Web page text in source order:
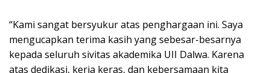
“Kami sangat bersyukur atas penghargaan ini. Saya
mengucapkan terima kasih yang sebesar-besarnya
kepada seluruh sivitas akademika UII Dalwa. Karena
atas dedikasi, kerja keras, dan kebersamaan kita